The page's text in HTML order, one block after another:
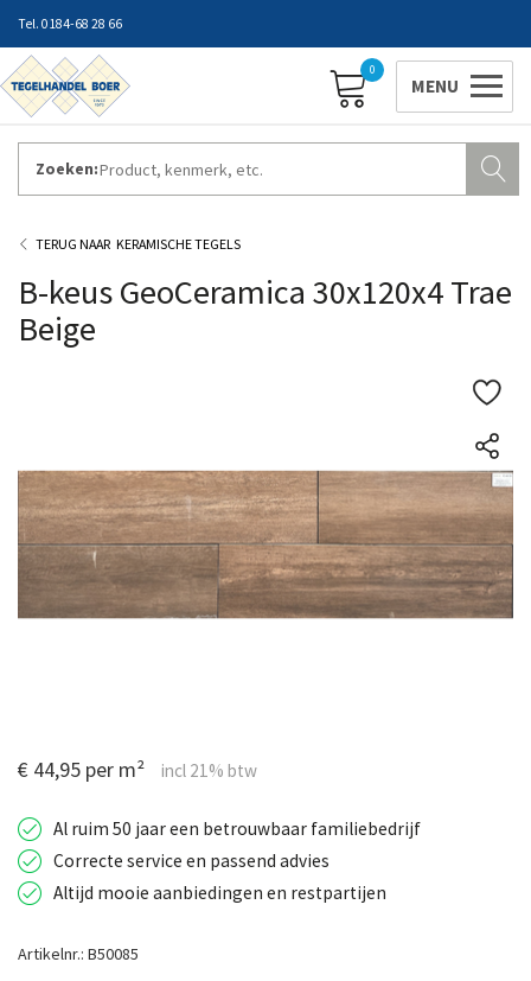
0184-68 28 66
0
Zoeken:
ZAKELIJK INLOGGEN
KERAMISCHE TEGELS
B-keus GeoCeramica 30x120x4 Trae
Beige
€ 44,95 per m²
Al ruim 50 jaar een betrouwbaar familiebedrijf
Correcte service en passend advies
Altijd mooie aanbiedingen en restpartijen
Artikelnr.: B50085